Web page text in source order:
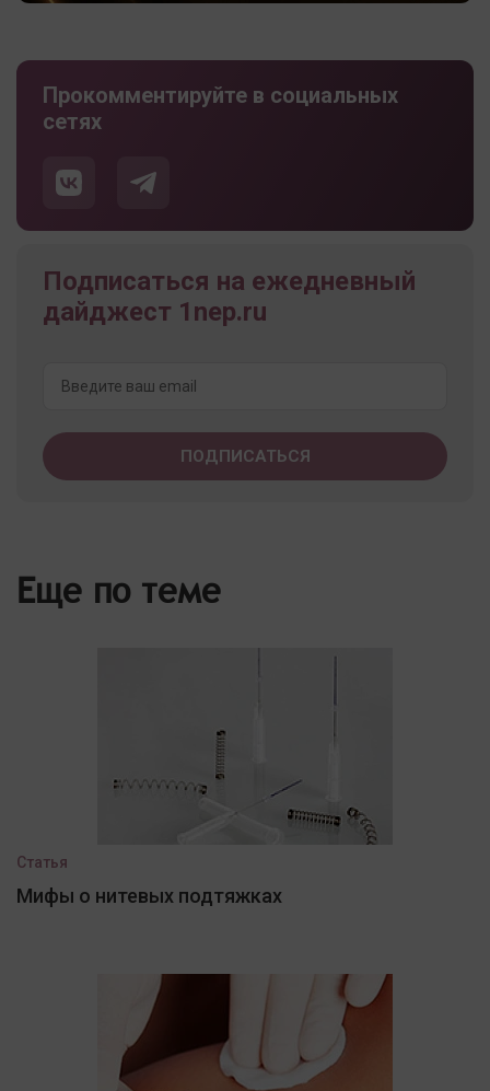
Прокомментируйте в социальных
сетях
Подписаться на ежедневный
дайджест 1nep.ru
Еще по теме
Статья
Мифы о нитевых подтяжках